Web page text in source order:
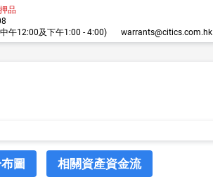
品
午12:00及下午1:00 - 4:00)
warrants@citics.com.hk
圖 相關資產資金流